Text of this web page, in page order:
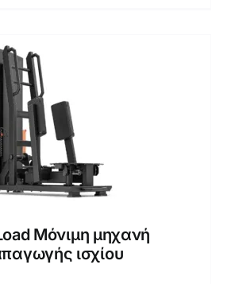
Μόνιμη μηχανή
ισχίου